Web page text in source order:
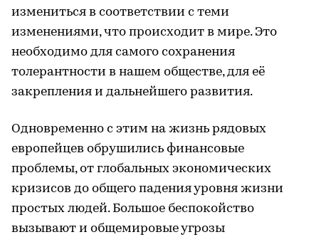
измениться в соответствии с теми
изменениями, что происходит в мире. Это
необходимо для самого сохранения
толерантности в нашем обществе, для её
закрепления и дальнейшего развития.
Одновременно с этим на жизнь рядовых
европейцев обрушились финансовые
проблемы, от глобальных экономических
кризисов до общего падения уровня жизни
простых людей. Большое беспокойство
вызывают и общемировые угрозы